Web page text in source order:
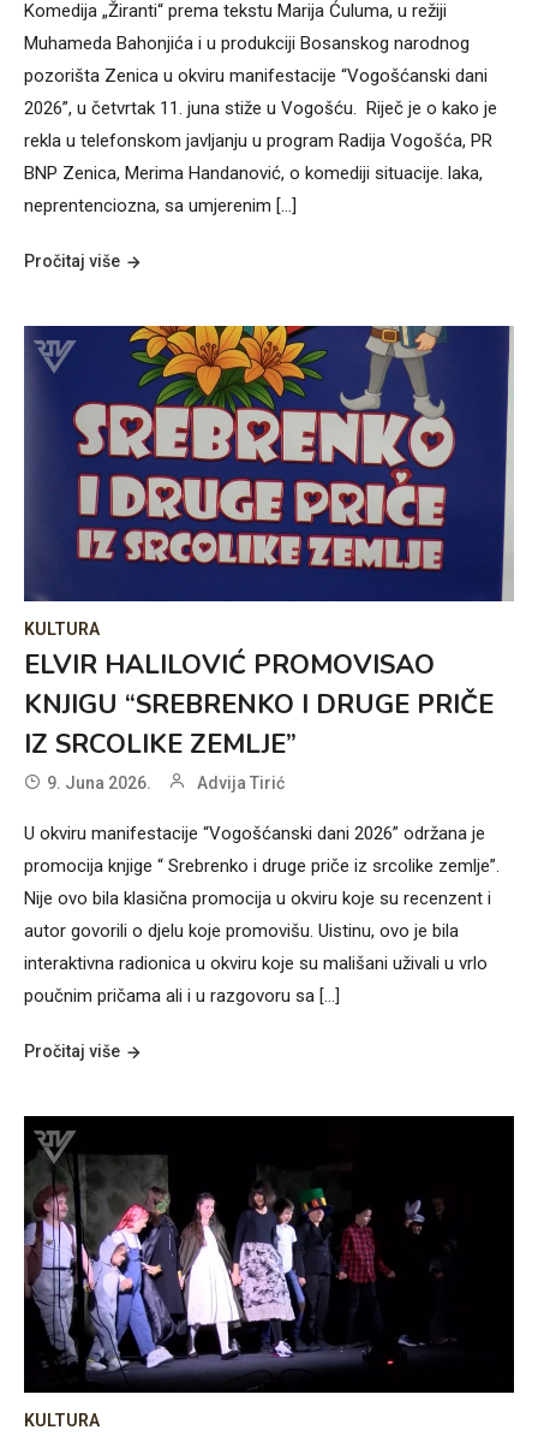
Komedija „Žiranti“ prema tekstu Marija Ćuluma, u režiji
Muhameda Bahonjića i u produkciji Bosanskog narodnog
pozorišta Zenica u okviru manifestacije “Vogošćanski dani
2026”, u četvrtak 11. juna stiže u Vogošću. Riječ je o kako je
rekla u telefonskom javljanju u program Radija Vogošća, PR
BNP Zenica, Merima Handanović, o komediji situacije. laka,
neprentenciozna, sa umjerenim […]
Pročitaj više
KULTURA
ELVIR HALILOVIĆ PROMOVISAO
KNJIGU “SREBRENKO I DRUGE PRIČE
IZ SRCOLIKE ZEMLJE”
9. Juna 2026. Advija Tirić
U okviru manifestacije “Vogošćanski dani 2026” održana je
promocija knjige “ Srebrenko i druge priče iz srcolike zemlje”.
Nije ovo bila klasična promocija u okviru koje su recenzent i
autor govorili o djelu koje promovišu. Uistinu, ovo je bila
interaktivna radionica u okviru koje su mališani uživali u vrlo
poučnim pričama ali i u razgovoru sa […]
Pročitaj više
KULTURA